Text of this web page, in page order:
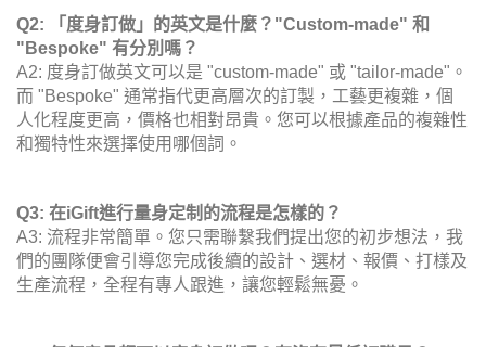
Q2: 「度身訂做」的英文是什麼？"Custom-made" 和
"Bespoke" 有分別嗎？
A2: 度身訂做英文可以是 "custom-made" 或 "tailor-made"。
而 "Bespoke" 通常指代更高層次的訂製，工藝更複雜，個
人化程度更高，價格也相對昂貴。您可以根據產品的複雜性
和獨特性來選擇使用哪個詞。
Q3: 在iGift進行量身定制的流程是怎樣的？
A3: 流程非常簡單。您只需聯繫我們提出您的初步想法，我
們的團隊便會引導您完成後續的設計、選材、報價、打樣及
生產流程，全程有專人跟進，讓您輕鬆無憂。